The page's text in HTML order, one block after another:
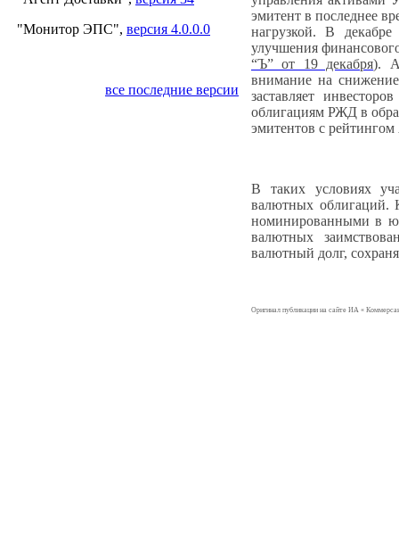
"Монитор ЭПС", версия 4.0.0.0
все последние версии
эмитент в последнее
нагрузкой. В
улучшения
“Ъ” от 19 декабря).
внимание на
заставляет
облигациям РЖД в
эмитентов с
В таких условиях
валютных облигаций.
номинированными в
валютных
валютный долг,
Оригинал публикации на сайте ИА «